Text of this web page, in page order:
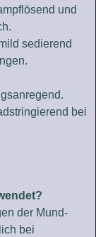
und
sedierend
bei
der Mund-
bei